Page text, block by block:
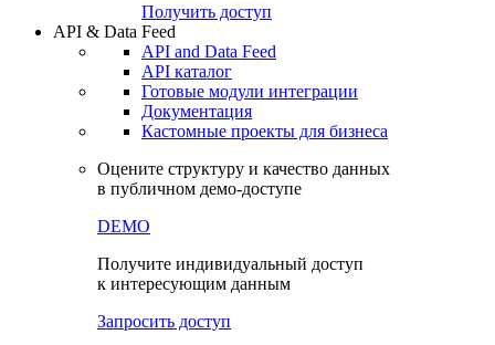
Получить доступ
API & Data Feed
API and Data Feed
API каталог
Готовые модули интеграции
Документация
Кастомные проекты для бизнеса
Оцените структуру и качество данных
в публичном демо-доступе
DEMO
Получите индивидуальный доступ
к интересующим данным
Запросить доступ